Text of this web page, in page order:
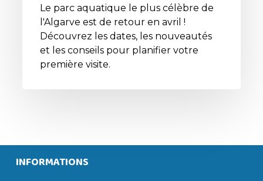
Le parc aquatique le plus célèbre de
l'Algarve est de retour en avril !
Découvrez les dates, les nouveautés
et les conseils pour planifier votre
première visite.
INFORMATIONS